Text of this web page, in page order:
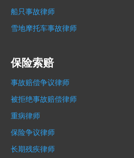
船只事故律师
雪地摩托车事故律师
保险索赔
事故赔偿争议律师
被拒绝事故赔偿律师
重病律师
保险争议律师
长期残疾律师